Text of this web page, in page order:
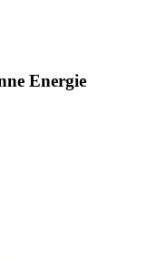
Energie